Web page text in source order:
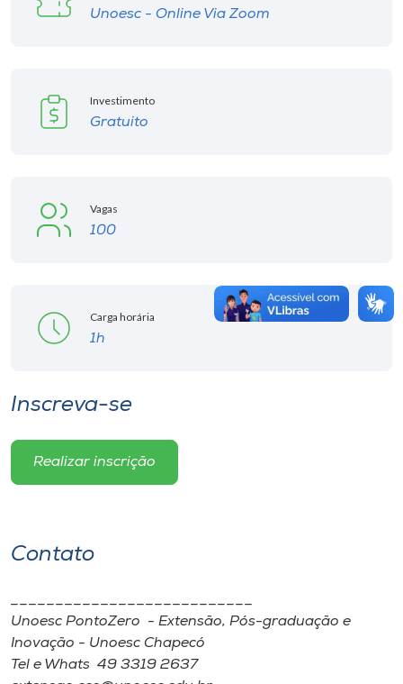
Unoesc - Online Via Zoom
Investimento
Gratuito
Vagas
100
Carga horária
1h
Inscreva-se
Realizar inscrição
Contato
Unoesc PontoZero - Extensão, Pós-graduação e
Inovação - Unoesc Chapecó
Tel e Whats 49 3319 2637